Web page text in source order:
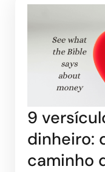
9
dinheiro:
caminho